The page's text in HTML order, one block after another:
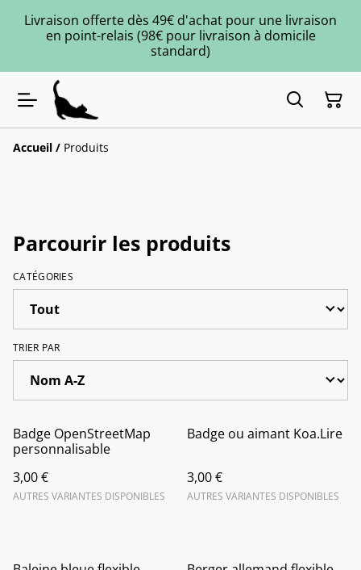
Livraison offerte dès 49€ d'achat pour une livraison
en point-relais (98€ pour livraison à domicile
standard)
Accueil / Produits
Parcourir les produits
CATÉGORIES
TRIER PAR
Badge OpenStreetMap
personnalisable
3,00 €
AUTRES VARIANTES DISPONIBLES
Badge ou aimant Koa.Lire
3,00 €
AUTRES VARIANTES DISPONIBLES